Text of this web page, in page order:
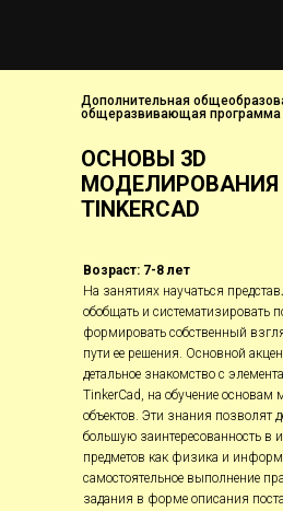
ОСНОВЫ 3D
МОДЕЛИРОВАНИЯ
TINKERCAD
Дополнительная
общеразвивающая программа
Возраст: 7-8 лет
На занятиях научаться
обобщать и систематизировать
формировать собственный
пути ее решения. Основной
детальное знакомство с
TinkerCad, на обучение основам
объектов. Эти знания позволят
большую заинтересованность в
предметов как физика и
самостоятельное выполнение
задания в форме описания